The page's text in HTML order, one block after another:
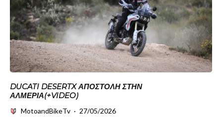
DUCATI DESERTX ΑΠΟΣΤΟΛΉ ΣΤΗΝ
ΑΛΜΕΡΊΑ(+VIDEO)
MotoandBikeTv · 27/05/2026